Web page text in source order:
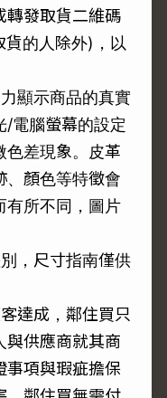
轉發取貨二維碼
的人除外)，以
顯示商品的真實
/電腦螢幕的設定
色差現象。皮革
、顏色等特徵會
有所不同，圖片
，尺寸指南僅供
達成，鄰住買只
與供應商就其商
事項與瑕疵擔保